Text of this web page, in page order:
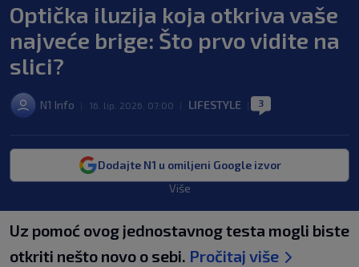
Optička iluzija koja otkriva vaše
najveće brige: Što prvo vidite na
slici?
N1 Info 16. lip. 2026. 07:00 LIFESTYLE 3
Dodajte N1 u omiljeni Google izvor
Više
Uz pomoć ovog jednostavnog testa mogli biste
otkriti nešto novo o sebi. Pročitaj više